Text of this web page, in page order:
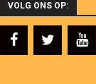
VOLG ONS OP: